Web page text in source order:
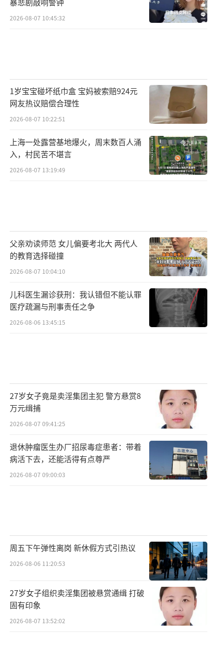
2026-08-07 10:45:32
1岁宝宝碰坏纸巾盒 宝妈被索赔924元
网友热议赔偿合理性
2026-08-07 10:22:51
上海一处露营基地爆火，周末数百人涌
入，村民苦不堪言
2026-08-07 13:19:49
父亲劝读师范 女儿偏要考北大 两代人
的教育选择碰撞
2026-08-07 10:04:10
儿科医生漏诊获刑：我认错但不能认罪
医疗疏漏与刑事责任之争
2026-08-06 13:45:15
27岁女子竟是卖淫集团主犯 警方悬赏8
万元缉捕
2026-08-07 09:41:25
退休肿瘤医生办厂招尿毒症患者：带着
病活下去，还能活得有点尊严
2026-08-07 09:00:03
周五下午弹性离岗 新休假方式引热议
2026-08-06 11:20:53
27岁女子组织卖淫集团被悬赏通缉 打破
固有印象
2026-08-07 13:52:02